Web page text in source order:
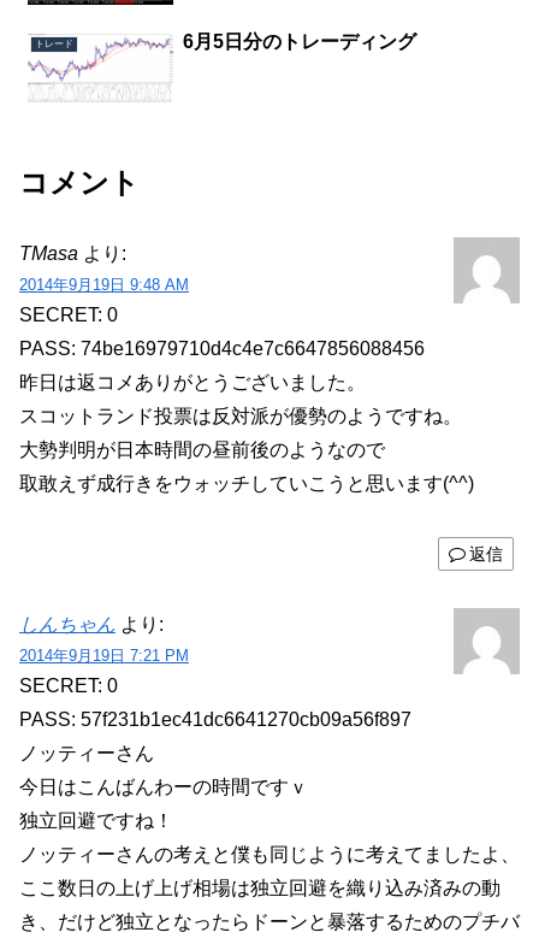
トレード 6月5日分のトレーディング
コメント
TMasa より:
2014年9月19日 9:48 AM
SECRET: 0
PASS: 74be16979710d4c4e7c6647856088456
昨日は返コメありがとうございました。
スコットランド投票は反対派が優勢のようですね。
大勢判明が日本時間の昼前後のようなので
取敢えず成行きをウォッチしていこうと思います(^^)
返信
しんちゃん より:
2014年9月19日 7:21 PM
SECRET: 0
PASS: 57f231b1ec41dc6641270cb09a56f897
ノッティーさん
今日はこんばんわーの時間ですｖ
独立回避ですね！
ノッティーさんの考えと僕も同じように考えてましたよ、
ここ数日の上げ上げ相場は独立回避を織り込み済みの動
き、だけど独立となったらドーンと暴落するためのプチバ